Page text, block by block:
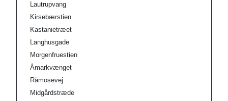
Lautrupvang
Kirsebærstien
Kastanietræet
Langhusgade
Morgenfruestien
Åmarkvænget
Råmosevej
Midgårdstræde